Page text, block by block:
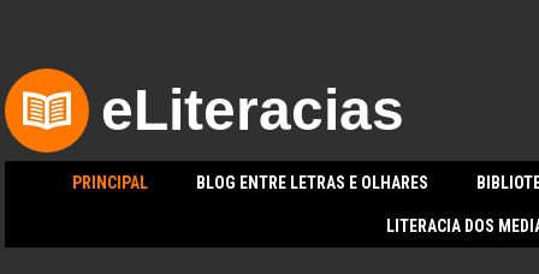
eLiteracias
PRINCIPAL BLOG ENTRE LETRAS E OLHARES
LITERACIA DOS